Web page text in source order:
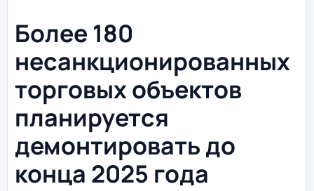
Более 180
несанкционированных
торговых объектов
планируется
демонтировать до
конца 2025 года